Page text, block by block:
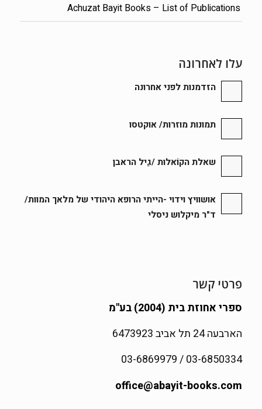
Achuzat Bayit Books – List of Publications
עלו לאחרונה
הזדמנות לפני אחרונה
תמונות מוזרות/ אוקטסו
שאלת הקוֹאלות /גַיל הראבן
אושוויץ וידוי -הייתי הרופא היהודי של מלאך המוות/
ד"ר מיקלוש ניסלי
פרטי קשר
ספרי אחוזת בית (2004) בע"מ
הארבעה 24 תל אביב 6473923
03-6850334 / 03-6869979
office@abayit-books.com